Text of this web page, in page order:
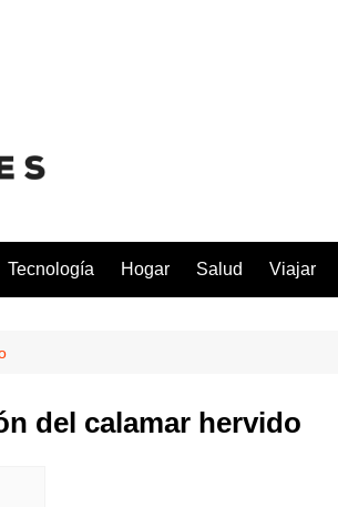
Tecnología Hogar Salud Viajar
del calamar hervido